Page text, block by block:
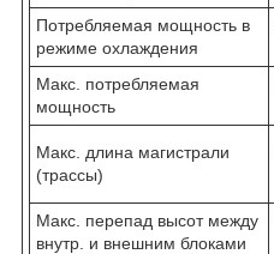
Потребляемая мощность в
режиме охлаждения
Макс. потребляемая
мощность
Макс. длина магистрали
(трассы)
Макс. перепад высот между
внутр. и внешним блоками